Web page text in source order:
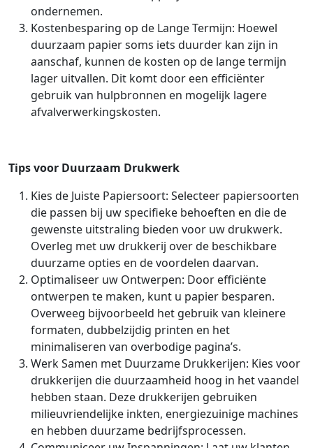
ondernemen.
Kostenbesparing op de Lange Termijn: Hoewel
duurzaam papier soms iets duurder kan zijn in
aanschaf, kunnen de kosten op de lange termijn
lager uitvallen. Dit komt door een efficiënter
gebruik van hulpbronnen en mogelijk lagere
afvalverwerkingskosten.
Tips voor Duurzaam Drukwerk
Kies de Juiste Papiersoort: Selecteer papiersoorten
die passen bij uw specifieke behoeften en die de
gewenste uitstraling bieden voor uw drukwerk.
Overleg met uw drukkerij over de beschikbare
duurzame opties en de voordelen daarvan.
Optimaliseer uw Ontwerpen: Door efficiënte
ontwerpen te maken, kunt u papier besparen.
Overweeg bijvoorbeeld het gebruik van kleinere
formaten, dubbelzijdig printen en het
minimaliseren van overbodige pagina’s.
Werk Samen met Duurzame Drukkerijen: Kies voor
drukkerijen die duurzaamheid hoog in het vaandel
hebben staan. Deze drukkerijen gebruiken
milieuvriendelijke inkten, energiezuinige machines
en hebben duurzame bedrijfsprocessen.